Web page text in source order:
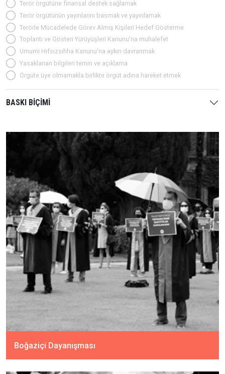
Terör örgütüne finansal destek sağlamak
Terör örgütünün yayınlarını basmak ve yayınlamak
Terörle Mücadelede Görev Almış Kişileri Hedef Gösterme
Toplantı ve Gösteri Yürüyüşleri Kanunu'na muhalefet
Umumi Hıfsızsıhha Kanunu'na aykırı davranmak
Yasaklanan bilgileri temin ve açıklama
Örgüte üye olmamakla birlikte örgüt adına hareket etmek
BASKI BİÇİMİ
Boğaziçi Dayanışması